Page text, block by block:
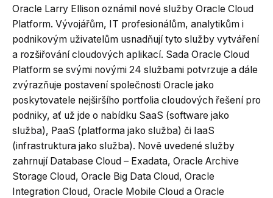
Oracle Larry Ellison oznámil nové služby Oracle Cloud
Platform. Vývojářům, IT profesionálům, analytikům i
podnikovým uživatelům usnadňují tyto služby vytváření
a rozšiřování cloudových aplikací. Sada Oracle Cloud
Platform se svými novými 24 službami potvrzuje a dále
zvýrazňuje postavení společnosti Oracle jako
poskytovatele nejširšího portfolia cloudových řešení pro
podniky, ať už jde o nabídku SaaS (software jako
služba), PaaS (platforma jako služba) či IaaS
(infrastruktura jako služba). Nově uvedené služby
zahrnují Database Cloud – Exadata, Oracle Archive
Storage Cloud, Oracle Big Data Cloud, Oracle
Integration Cloud, Oracle Mobile Cloud a Oracle